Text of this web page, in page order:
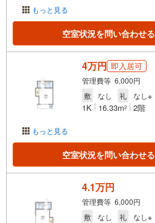
もっと見る
空室状況を問い合わせる
もっと見る
4万円 即入居可
管理費等 6,000円
敷
なし 礼 なし※
1K 16.33m2 2階
空室状況を問い合わせる
4.1万円
管理費等 6,000円
敷
なし 礼 なし※